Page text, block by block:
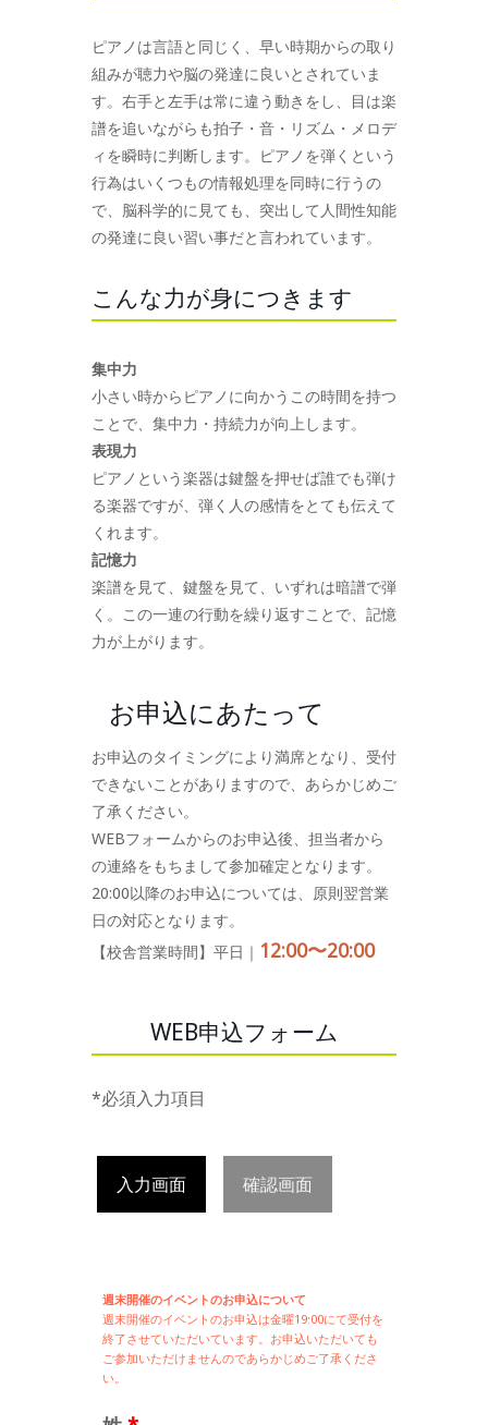
ピアノは言語と同じく、早い時期からの取り
組みが聴力や脳の発達に良いとされていま
す。右手と左手は常に違う動きをし、目は楽
譜を追いながらも拍子・音・リズム・メロデ
ィを瞬時に判断します。ピアノを弾くという
行為はいくつもの情報処理を同時に行うの
で、脳科学的に見ても、突出して人間性知能
の発達に良い習い事だと言われています。
こんな力が身につきます
集中力
小さい時からピアノに向かうこの時間を持つ
ことで、集中力・持続力が向上します。
表現力
ピアノという楽器は鍵盤を押せば誰でも弾け
る楽器ですが、弾く人の感情をとても伝えて
くれます。
記憶力
楽譜を見て、鍵盤を見て、いずれは暗譜で弾
く。この一連の行動を繰り返すことで、記憶
力が上がります。
お申込にあたって
お申込のタイミングにより満席となり、受付
できないことがありますので、あらかじめご
了承ください。
WEBフォームからのお申込後、担当者から
の連絡をもちまして参加確定となります。
20:00以降のお申込については、原則翌営業
日の対応となります。
【校舎営業時間】平日｜ 12:00〜20:00
WEB申込フォーム
*必須入力項目
入力画面 確認画面
週末開催のイベントのお申込について
週末開催のイベントのお申込は金曜19:00にて受付を
終了させていただいています。お申込いただいても
ご参加いただけませんのであらかじめご了承くださ
い。